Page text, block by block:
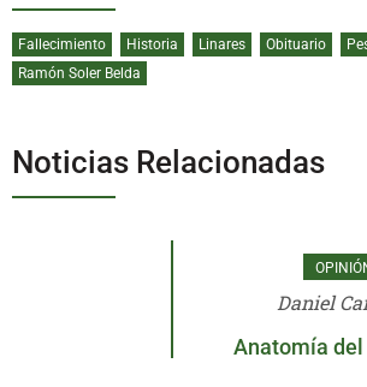
Fallecimiento Historia Linares Obituario
Ramón Soler Belda
Noticias Relacionadas
Daniel
Anatomía